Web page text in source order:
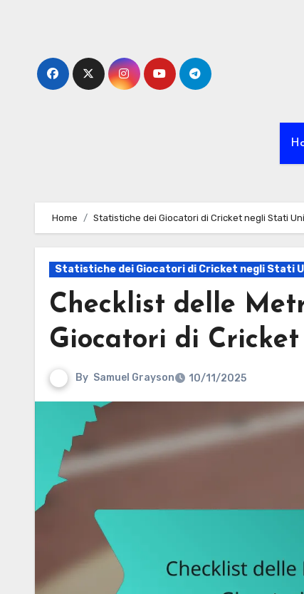
Home Statistiche dei Giocatori di Cricket negli Stati
Statistiche dei Giocatori di Cricket negli Stati
Checklist delle
Giocatori di
By Samuel Grayson 10/11/2025